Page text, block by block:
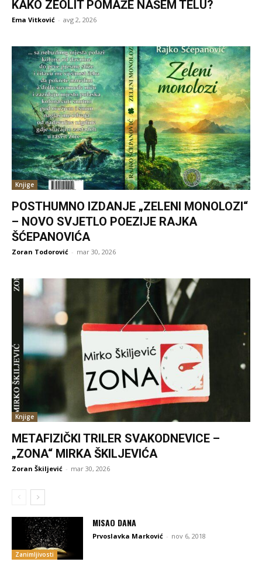
KAKO ZEOLIT POMAŽE NAŠEM TELU?
Ema Vitković - avg 2, 2026
Knjige
POSTHUMNO IZDANJE „ZELENI MONOLOZI“
– NOVO SVJETLO POEZIJE RAJKA
ŠĆEPANOVIĆA
Zoran Todorović - mar 30, 2026
Knjige
METAFIZIČKI TRILER SVAKODNEVICE –
„ZONA“ MIRKA ŠKILJEVIĆA
Zoran Škiljević - mar 30, 2026
Zanimljivosti
MISAO DANA
Prvoslavka Marković - nov 6, 2018